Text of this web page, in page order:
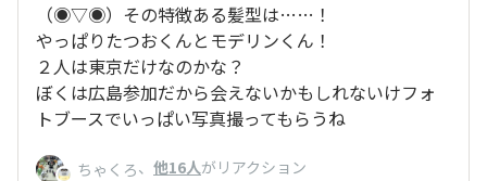
（◉▽◉）その特徴ある髪型は……！
やっぱりたつおくんとモデリンくん！
２人は東京だけなのかな？
ぼくは広島参加だから会えないかもしれないけフォ
トブースでいっぱい写真撮ってもらうね
ちゃくろ、 他16人がリアクション